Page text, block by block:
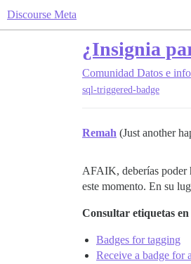
Discourse Meta
¿Insignia
Comunidad Datos e
sql-triggered-badge
Remah (Just another
AFAIK, deberías poder
este momento. En su
Consultar etiquetas
Badges for tagging
Receive a badge for